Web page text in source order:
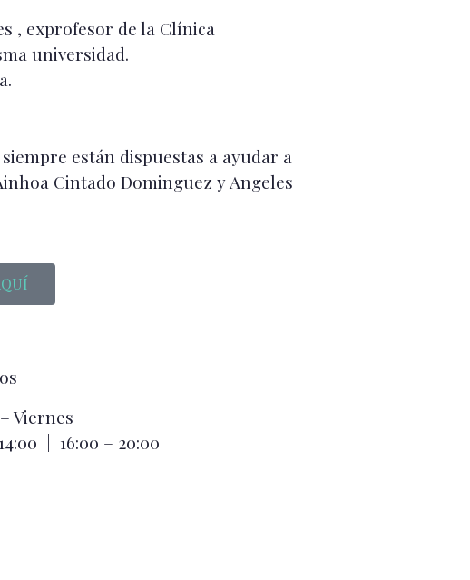
, exprofesor de la Clínica
universidad.
están dispuestas a ayudar a
Cintado Dominguez y Angeles
Viernes
| 16:00 – 20:00